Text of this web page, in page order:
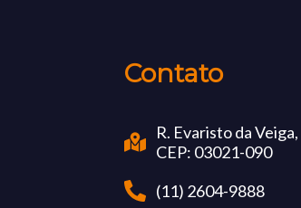
Contato
R. Evaristo da
CEP: 03021-090
(11) 2604-9888